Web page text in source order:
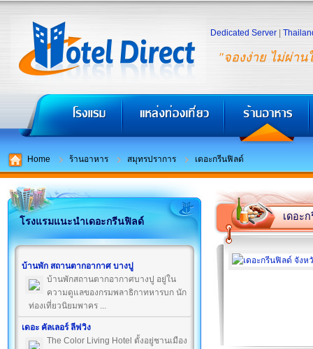
"จองง่าย ไม่ผ่าน
Dedicated Server
Home ร้านอาหาร สมุทรปราการ เดอะกรีนฟิลด์
โรงแรมแนะนำเดอะกรีนฟิลด์
บ้านพัก สถานตากอากาศ บางปู
บ้านพักสถานตากอากาศบางปู อยู่ใน
ความดูแลของกรมพลาธิกาทหารบก นัก
ท่องเที่ยวนิยมพาคร ...
เดอะ คัลเลอร์ ลีฟวิง
The Color Living Hotel ตั้งอยู่ชานเมือง
เดอะ